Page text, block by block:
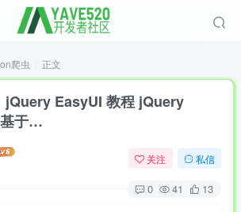
爬虫 正文
EasyUI 教程 jQuery
于…
关注 私信
0 41 13